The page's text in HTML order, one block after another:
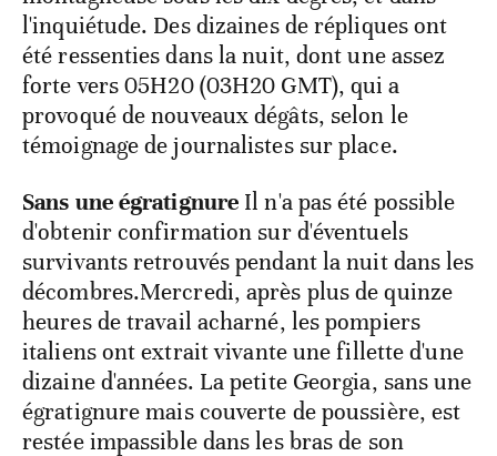
l'inquiétude. Des dizaines de répliques ont
été ressenties dans la nuit, dont une assez
forte vers 05H20 (03H20 GMT), qui a
provoqué de nouveaux dégâts, selon le
témoignage de journalistes sur place.
Sans une égratignure Il n'a pas été possible
d'obtenir confirmation sur d'éventuels
survivants retrouvés pendant la nuit dans les
décombres.Mercredi, après plus de quinze
heures de travail acharné, les pompiers
italiens ont extrait vivante une fillette d'une
dizaine d'années. La petite Georgia, sans une
égratignure mais couverte de poussière, est
restée impassible dans les bras de son